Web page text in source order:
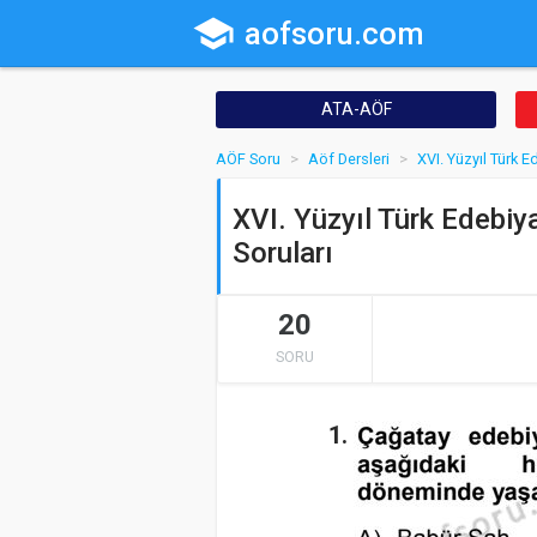
school aofsoru.com
ATA-AÖF
AÖF Soru Aöf Dersleri XVI. Yüzyıl Türk
XVI. Yüzyıl Türk
Soruları
20
SORU
1.